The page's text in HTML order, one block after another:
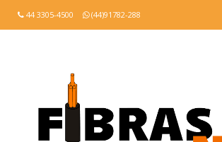
44 3305-4500 (44)91782-288